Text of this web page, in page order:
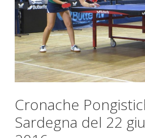
Cronache
Sardegna del 22